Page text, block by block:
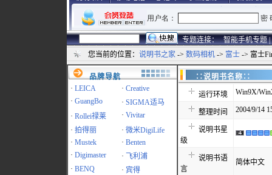
专题连接： 智能手机专题 |
您当前的位置： 说明书之家 -> 数码相机 -> 富士 -> 富士
品牌导航
· LEICA · Creative
· GuangBo · SIGMA适马
· Rollei禄莱 · Vivitar
· 拍得丽 · 微米DigiLife
· Mustek · Benten
· Digimaster ·
飞利浦
· BENQ · 宾得
∷说明书名
运行环境 Win9X/
整理时间 2004/9/14
说明书星
级
说明书语
言
简体中文